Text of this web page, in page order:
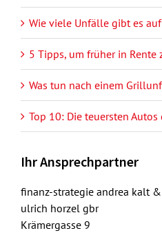
Wie viele Unfälle gibt es
5 Tipps, um früher in Rente
Was tun nach einem
Top 10: Die teuersten Autos
Ihr Ansprechpartner
finanz-strategie andrea kalt &
ulrich horzel gbr
Krämergasse 9